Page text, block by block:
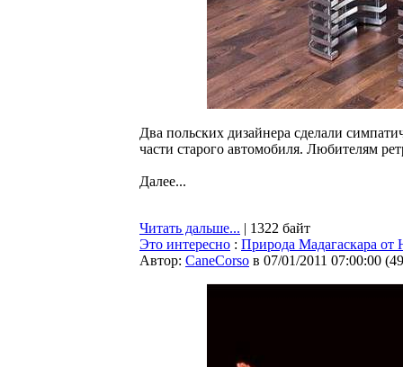
Два польских дизайнера сделали
части старого автомобиля. Любителям
Далее...
Читать дальше... | 1322 байт
Это интересно : Природа Мадагаскара от
Автор: CaneCorso в 07/01/2011 07:00:00 (